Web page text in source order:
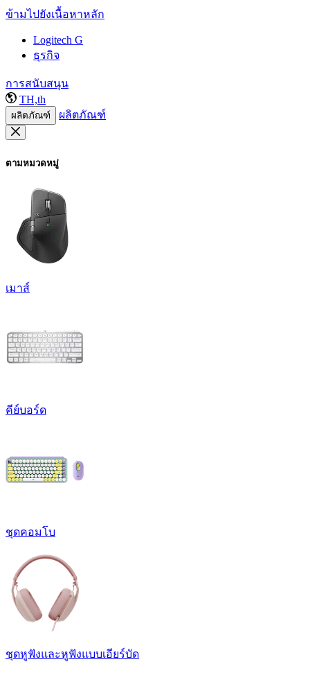
ข้ามไปยังเนื้อหาหลัก
Logitech G
ธุรกิจ
การสนับสนุน
TH,th
ผลิตภัณฑ์ ผลิตภัณฑ์
ตามหมวดหมู่
เมาส์
คีย์บอร์ด
ชุดคอมโบ
ชุดหูฟังและหูฟังแบบเอียร์บัด